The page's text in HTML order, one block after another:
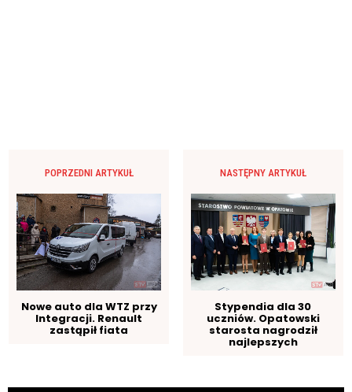
POPRZEDNI ARTYKUŁ
Nowe auto dla WTZ przy
Integracji. Renault
zastąpił fiata
NASTĘPNY ARTYKUŁ
Stypendia dla 30
uczniów. Opatowski
starosta nagrodził
najlepszych